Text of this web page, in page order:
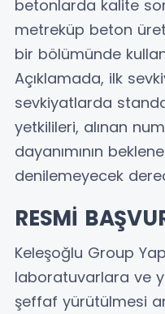
betonlarda kalite
metreküp beton
bir bölümünde
Açıklamada, ilk
sevkiyatlarda
yetkilileri, alınan
dayanımının
denilemeyecek
RESMİ
Keleşoğlu Group
laboratuvarlara ve
şeffaf yürütülmesi